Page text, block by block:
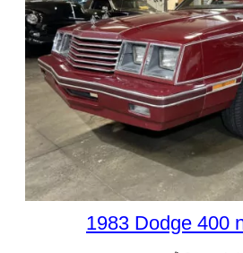
1983 Dodge 400